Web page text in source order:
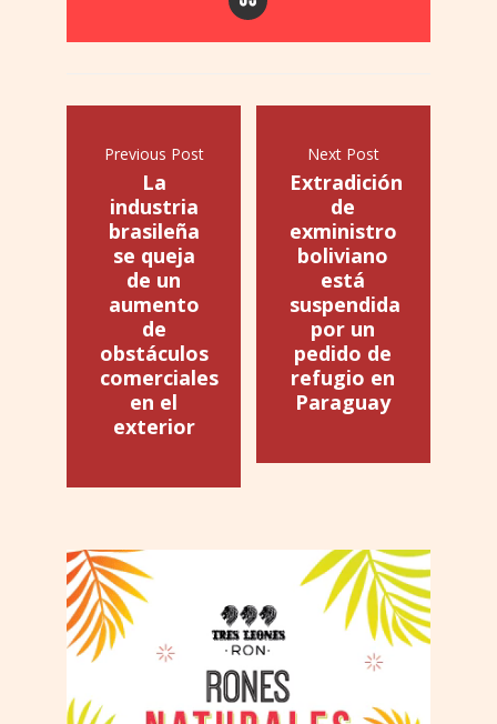
Previous Post
La
industria
brasileña
se queja
de un
aumento
de
obstáculos
comerciales
en el
exterior
Next Post
Extradición
de
exministro
boliviano
está
suspendida
por un
pedido de
refugio en
Paraguay